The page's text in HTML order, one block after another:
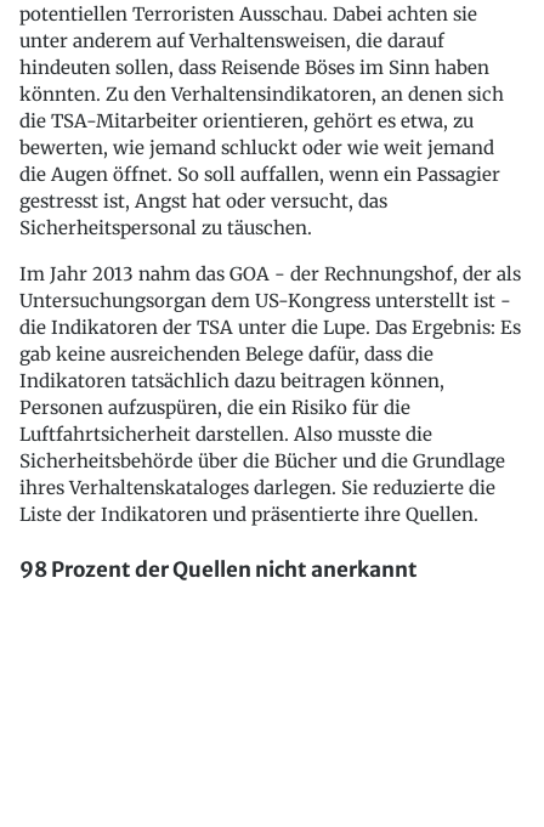
potentiellen Terroristen Ausschau. Dabei achten sie
unter anderem auf Verhaltensweisen, die darauf
hindeuten sollen, dass Reisende Böses im Sinn haben
könnten. Zu den Verhaltensindikatoren, an denen sich
die TSA-Mitarbeiter orientieren, gehört es etwa, zu
bewerten, wie jemand schluckt oder wie weit jemand
die Augen öffnet. So soll auffallen, wenn ein Passagier
gestresst ist, Angst hat oder versucht, das
Sicherheitspersonal zu täuschen.
Im Jahr 2013 nahm das GOA - der Rechnungshof, der als
Untersuchungsorgan dem US-Kongress unterstellt ist -
die Indikatoren der TSA unter die Lupe. Das Ergebnis: Es
gab keine ausreichenden Belege dafür, dass die
Indikatoren tatsächlich dazu beitragen können,
Personen aufzuspüren, die ein Risiko für die
Luftfahrtsicherheit darstellen. Also musste die
Sicherheitsbehörde über die Bücher und die Grundlage
ihres Verhaltenskataloges darlegen. Sie reduzierte die
Liste der Indikatoren und präsentierte ihre Quellen.
98 Prozent der Quellen nicht anerkannt